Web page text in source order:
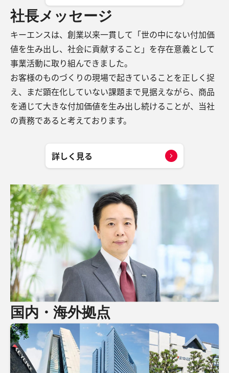
社長メッセージ
キーエンスは、創業以来一貫して「世の中にない付加価
値を生み出し、社会に貢献すること」を存在意義として
事業活動に取り組んできました。
お客様のものづくりの現場で起きていることを正しく捉
え、まだ顕在化していない課題まで見据えながら、商品
を通じて大きな付加価値を生み出し続けることが、当社
の責務であると考えております。
詳しく見る
国内・海外拠点